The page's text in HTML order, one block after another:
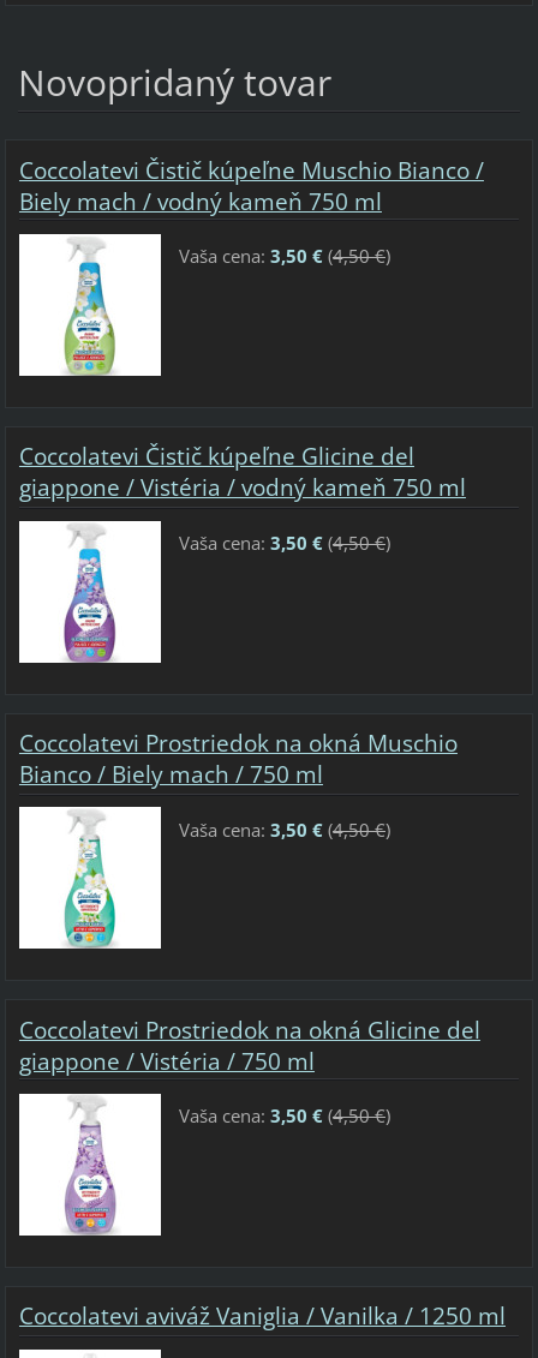
Novopridaný tovar
Coccolatevi Čistič kúpeľne Muschio Bianco /
Biely mach / vodný kameň 750 ml
Vaša cena: 3,50 €(4,50 €)
Coccolatevi Čistič kúpeľne Glicine del
giappone / Vistéria / vodný kameň 750 ml
Vaša cena: 3,50 €(4,50 €)
Coccolatevi Prostriedok na okná Muschio
Bianco / Biely mach / 750 ml
Vaša cena: 3,50 €(4,50 €)
Coccolatevi Prostriedok na okná Glicine del
giappone / Vistéria / 750 ml
Vaša cena: 3,50 €(4,50 €)
Coccolatevi aviváž Vaniglia / Vanilka / 1250 ml